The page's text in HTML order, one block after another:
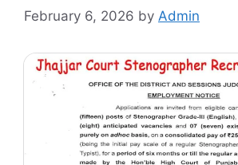
February 6, 2026 by Admin